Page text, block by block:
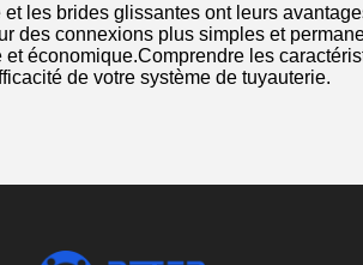
les brides glissantes ont leurs
des connexions plus simples et
économique.Comprendre les
de votre système de tuyauterie.